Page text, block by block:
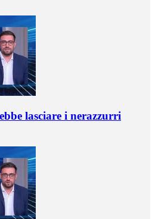
lasciare i nerazzurri